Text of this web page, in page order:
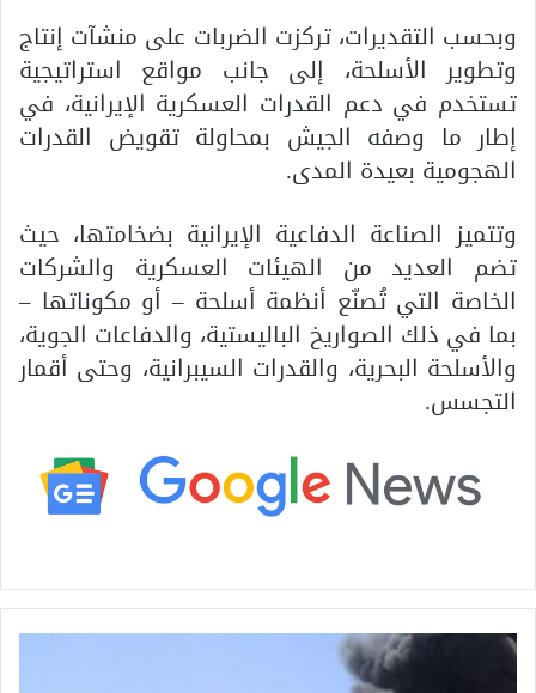
وبحسب التقديرات، تركزت الضربات على منشآت إنتاج
وتطوير الأسلحة، إلى جانب مواقع استراتيجية
تستخدم في دعم القدرات العسكرية الإيرانية، في
إطار ما وصفه الجيش بمحاولة تقويض القدرات
الهجومية بعيدة المدى.
وتتميز الصناعة الدفاعية الإيرانية بضخامتها، حيث
تضم العديد من الهيئات العسكرية والشركات
الخاصة التي تُصنّع أنظمة أسلحة – أو مكوناتها –
بما في ذلك الصواريخ الباليستية، والدفاعات الجوية،
والأسلحة البحرية، والقدرات السيبرانية، وحتى أقمار
التجسس.
ت